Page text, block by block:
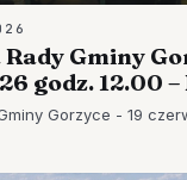
Gminy
godz. 12.00 –
Gorzyce - 19